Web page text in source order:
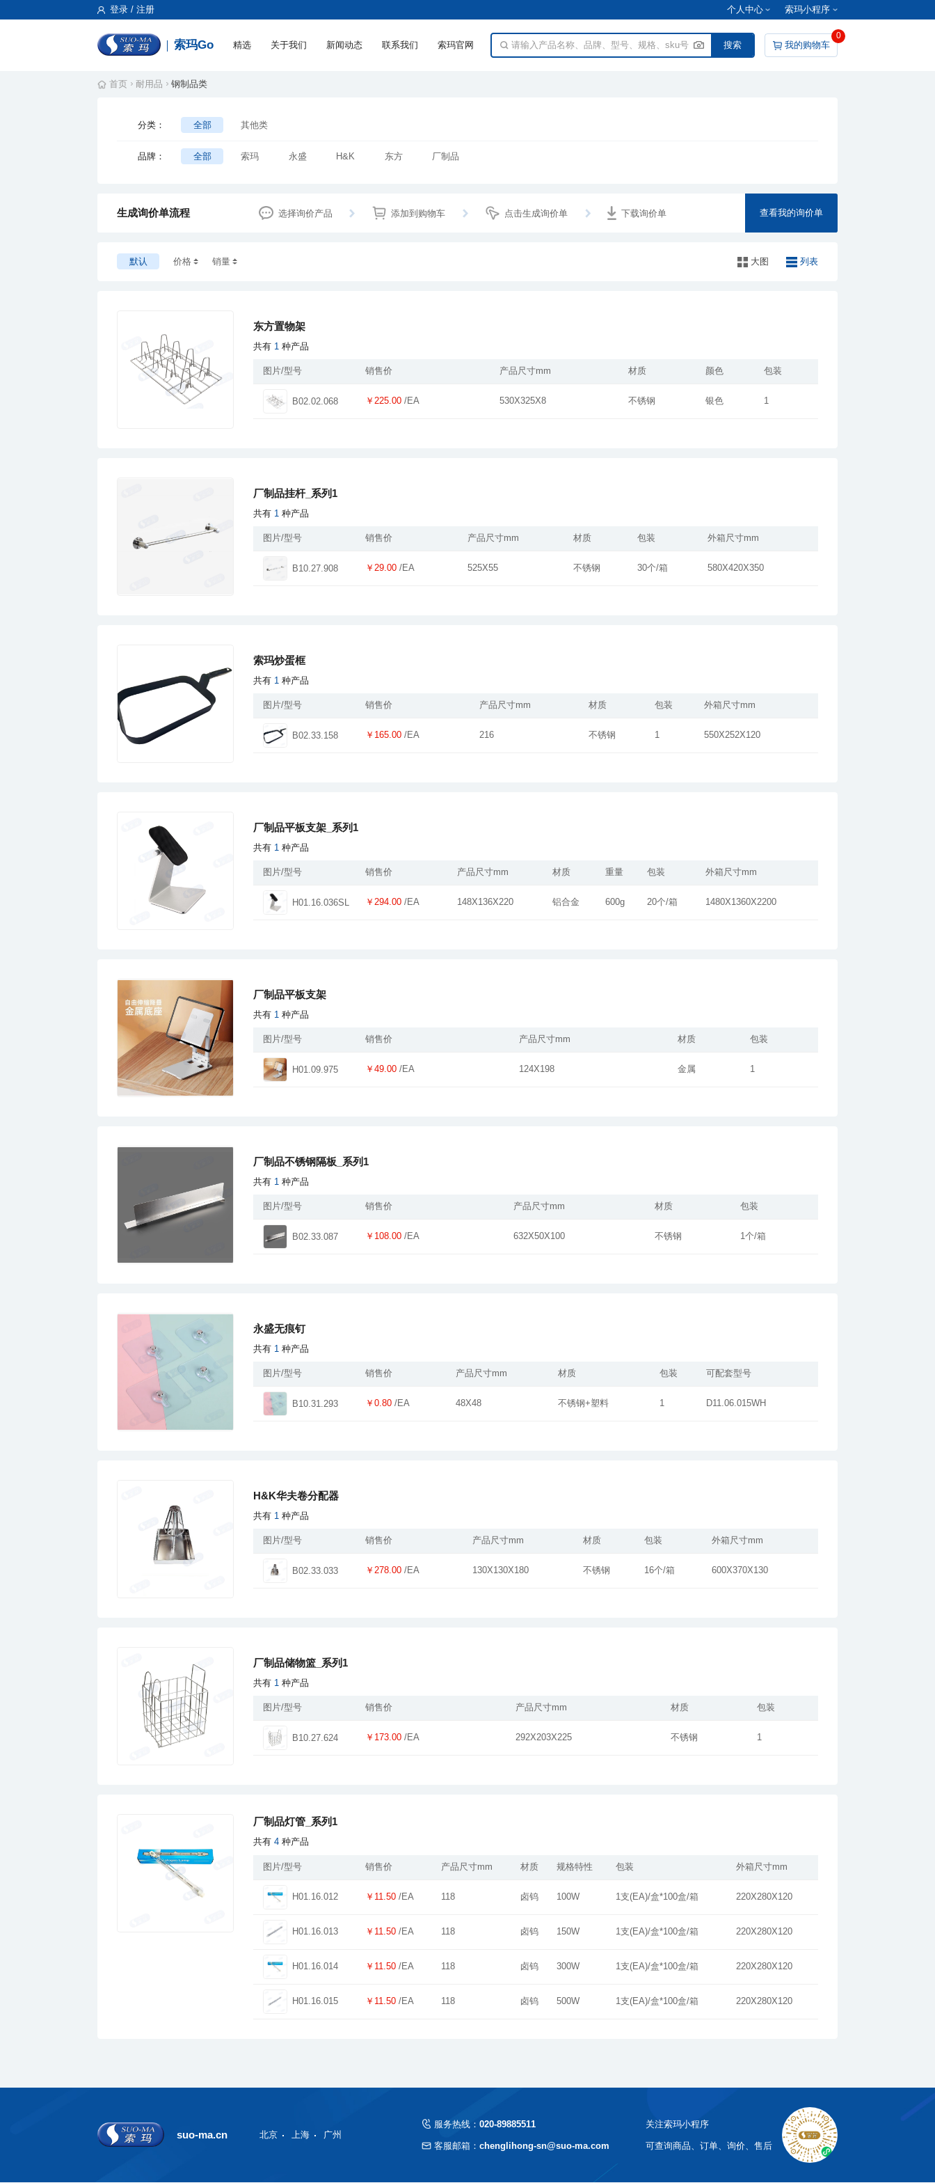
登录 / 注册 个人中心 索玛小程序
索玛Go 精选 关于我们 新闻动态 联系我们 索玛官网 我的购物车
0
首页 耐用品 钢制品类
分类： 全部 其他类
品牌： 全部 索玛 永盛 H&K 东方 厂制品
生成询价单流程 选择询价产品 添加到购物车 点击生成询价单 下载询价单 查看我的询价单
默认 价格 销量 大图 列表
东方置物架
共有 1 种产品
图片/型号 销售价 产品尺寸mm 材质 颜色 包装
B02.02.068 ￥225.00 /EA 530X325X8 不锈钢 银色 1
厂制品挂杆_系列1
共有 1 种产品
图片/型号 销售价 产品尺寸mm 材质 包装 外箱尺寸mm
B10.27.908 ￥29.00 /EA 525X55 不锈钢 30个/箱 580X420X350
索玛炒蛋框
共有 1 种产品
图片/型号 销售价 产品尺寸mm 材质 包装 外箱尺寸mm
B02.33.158 ￥165.00 /EA 216 不锈钢 1 550X252X120
厂制品平板支架_系列1
共有 1 种产品
图片/型号 销售价 产品尺寸mm 材质 重量 包装 外箱尺寸mm
H01.16.036SL ￥294.00 /EA 148X136X220 铝合金 600g 20个/箱 1480X1360X2200
厂制品平板支架
共有 1 种产品
图片/型号 销售价 产品尺寸mm 材质 包装
H01.09.975 ￥49.00 /EA 124X198 金属 1
厂制品不锈钢隔板_系列1
共有 1 种产品
图片/型号 销售价 产品尺寸mm 材质 包装
B02.33.087 ￥108.00 /EA 632X50X100 不锈钢 1个/箱
永盛无痕钉
共有 1 种产品
图片/型号 销售价 产品尺寸mm 材质 包装 可配套型号
B10.31.293 ￥0.80 /EA 48X48 不锈钢+塑料 1 D11.06.015WH
H&K华夫卷分配器
共有 1 种产品
图片/型号 销售价 产品尺寸mm 材质 包装 外箱尺寸mm
B02.33.033 ￥278.00 /EA 130X130X180 不锈钢 16个/箱 600X370X130
厂制品储物篮_系列1
共有 1 种产品
图片/型号 销售价 产品尺寸mm 材质 包装
B10.27.624 ￥173.00 /EA 292X203X225 不锈钢 1
厂制品灯管_系列1
共有 4 种产品
图片/型号 销售价 产品尺寸mm 材质 规格特性 包装 外箱尺寸mm
H01.16.012 ￥11.50 /EA 118 卤钨 100W 1支(EA)/盒*100盒/箱 220X280X120
H01.16.013 ￥11.50 /EA 118 卤钨 150W 1支(EA)/盒*100盒/箱 220X280X120
H01.16.014 ￥11.50 /EA 118 卤钨 300W 1支(EA)/盒*100盒/箱 220X280X120
H01.16.015 ￥11.50 /EA 118 卤钨 500W 1支(EA)/盒*100盒/箱 220X280X120
suo-ma.cn 北京 上海 广州
服务热线： 020-89885511
客服邮箱： chenglihong-sn@suo-ma.com
关注索玛小程序
可查询商品、订单、询价、售后